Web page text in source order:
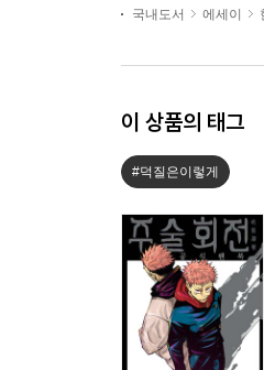
국내도서
에세이
이 상품의 태그
#덕질은이렇게